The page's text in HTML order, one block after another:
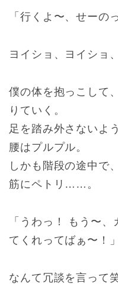
「行くよ〜、せーの
ヨイショ、ヨイショ
僕の体を抱っこして
りていく。
足を踏み外さないよ
腰はプルプル。
しかも階段の途中で
筋にペトリ……。
「うわっ！ もう〜
てくれってばぁ〜！」
なんて冗談を言って